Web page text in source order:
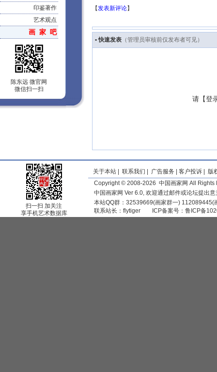
印鉴著作
艺术观点
画 家 吧
陈东远 微官网
微信扫一扫
【发表新评论】
• 快速发表 （管理员审核前仅发布者可见）
请【登
扫一扫 加关注
享手机艺术数据库
关于本站 联系我们 广告服务 客户投诉
版
Copyright © 2008-2026 中国画家网 All Rights
中国画家网 Ver 6.0, 欢迎通过邮件或论坛提出
本站QQ群：32539669(画家群一)
联系站长： flytiger ICP备案号： 鲁ICP备